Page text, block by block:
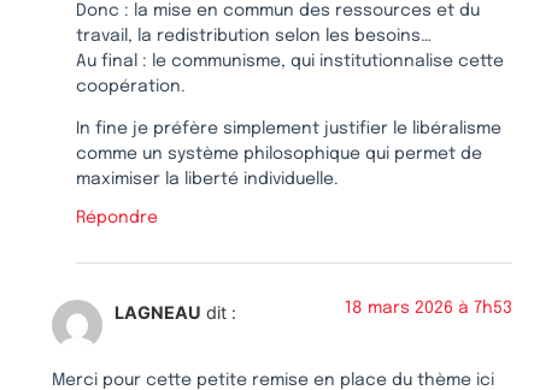
Donc : la mise en commun des ressources et du
travail, la redistribution selon les besoins…
Au final : le communisme, qui institutionnalise cette
coopération.
In fine je préfère simplement justifier le libéralisme
comme un système philosophique qui permet de
maximiser la liberté individuelle.
Répondre
LAGNEAU dit : 18 mars 2026 à 7h53
Merci pour cette petite remise en place du thème ici